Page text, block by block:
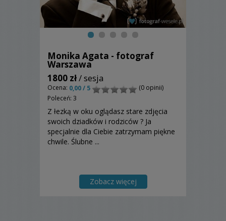
Monika Agata - fotograf
Warszawa
1800 zł/ sesja
Ocena: 0,00 / 5
(0 opinii)
Poleceń: 3
Z łezką w oku oglądasz stare zdjęcia
swoich dziadków i rodziców ? Ja
specjalnie dla Ciebie zatrzymam piękne
chwile. Ślubne ...
Zobacz więcej